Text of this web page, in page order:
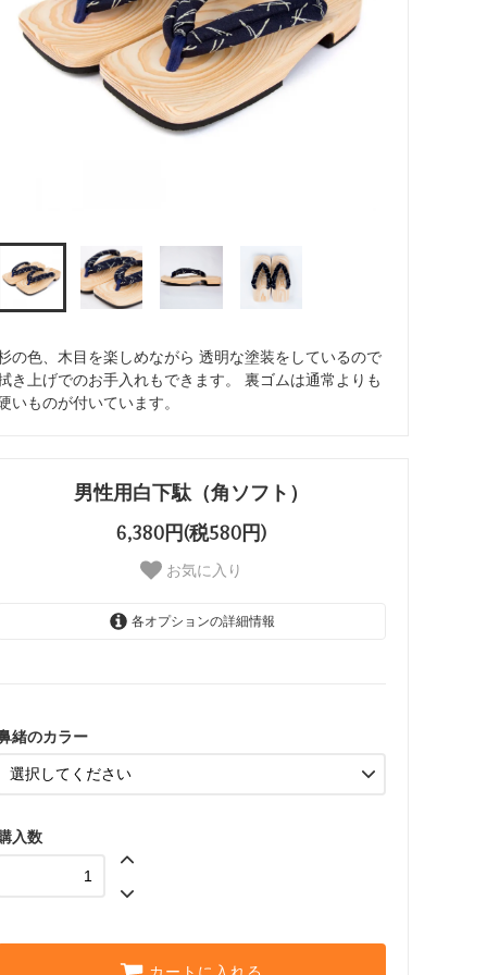
の色、木目を楽しめながら 透明な塗装をしているので
き上げでのお手入れもできます。 裏ゴムは通常よりも
いものが付いています。
男性用白下駄（角ソフト）
6,380円(税580円)
お気に入り
各オプションの詳細情報
緒のカラー
入数